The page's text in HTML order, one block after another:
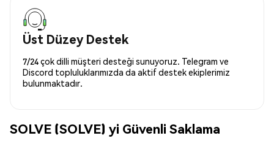
Üst Düzey Destek
7/24 çok dilli müşteri desteği sunuyoruz. Telegram ve
Discord topluluklarımızda da aktif destek ekiplerimiz
bulunmaktadır.
SOLVE (SOLVE) yi Güvenli Saklama